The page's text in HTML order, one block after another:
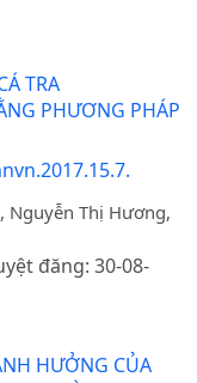
TRA
PHƯƠNG PHÁP
Nguyễn Thị Hương,
đăng: 30-08-
HƯỞNG CỦA